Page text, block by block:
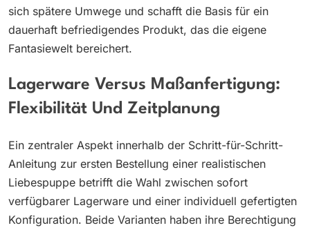
sich spätere Umwege und schafft die Basis für ein
dauerhaft befriedigendes Produkt, das die eigene
Fantasiewelt bereichert.
Lagerware Versus Maßanfertigung:
Flexibilität Und Zeitplanung
Ein zentraler Aspekt innerhalb der Schritt-für-Schritt-
Anleitung zur ersten Bestellung einer realistischen
Liebespuppe betrifft die Wahl zwischen sofort
verfügbarer Lagerware und einer individuell gefertigten
Konfiguration. Beide Varianten haben ihre Berechtigung